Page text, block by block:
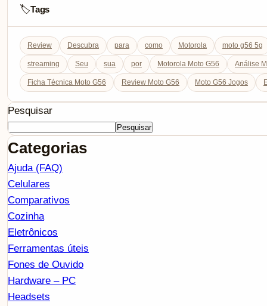
🏷️Tags
Review Descubra para como Motorola moto g56 5g
streaming Seu sua por Motorola Moto G56 Análise
Ficha Técnica Moto G56 Review Moto G56 Moto G56 Jogos
Pesquisar
Pesquisar
Categorias
Ajuda (FAQ)
Celulares
Comparativos
Cozinha
Eletrônicos
Ferramentas úteis
Fones de Ouvido
Hardware – PC
Headsets